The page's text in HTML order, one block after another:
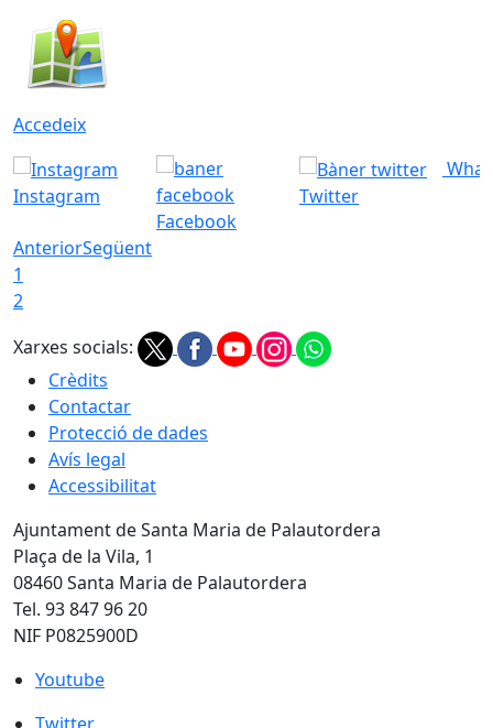
Accedeix
Instagram
Facebook
Twitter
AnteriorSegüent
1
2
Xarxes socials:
Crèdits
Contactar
Protecció de dades
Avís legal
Accessibilitat
Ajuntament de Santa Maria de Palautordera
Plaça de la Vila, 1
08460 Santa Maria de Palautordera
Tel. 93 847 96 20
NIF P0825900D
Youtube
Youtube
Twitter